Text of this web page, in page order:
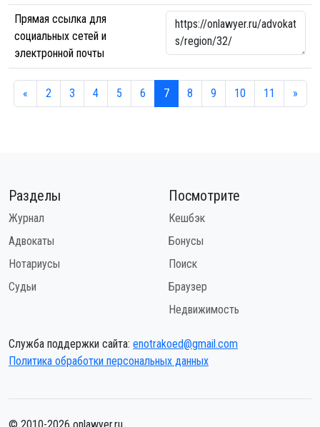
Прямая ссылка для
социальных сетей и
электронной почты
« 2 3 4 5 6 7 8 9 10 11 »
Разделы
Журнал
Адвокаты
Нотариусы
Судьи
Посмотрите
Кешбэк
Бонусы
Поиск
Браузер
Недвижимость
Служба поддержки сайта: enotrakoed@gmail.com
Политика обработки персональных данных